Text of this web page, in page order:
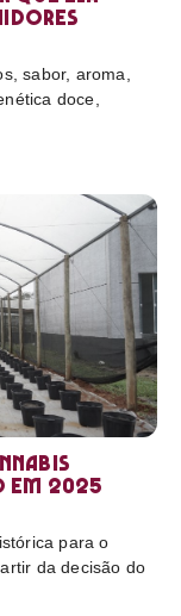
sabor, aroma,
doce,
2025
para o
da decisão do